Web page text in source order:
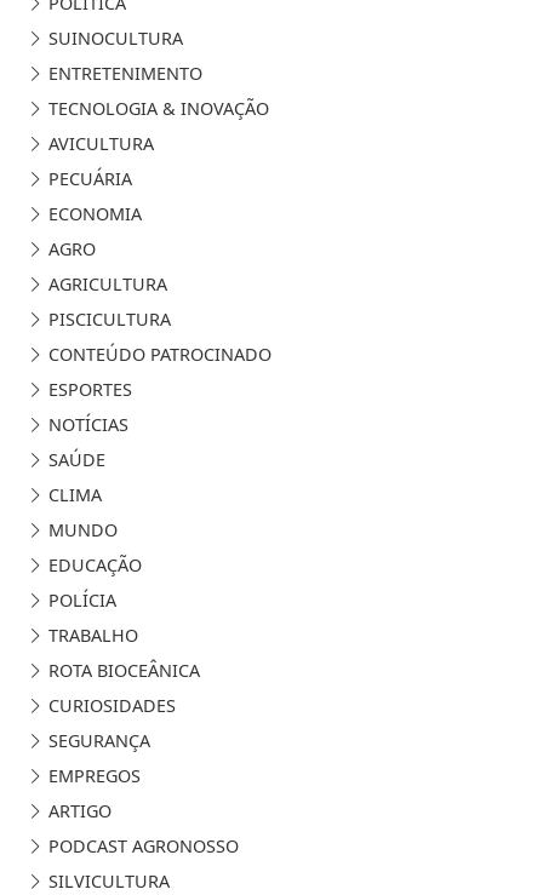
POLÍTICA
SUINOCULTURA
ENTRETENIMENTO
TECNOLOGIA & INOVAÇÃO
AVICULTURA
PECUÁRIA
ECONOMIA
AGRO
AGRICULTURA
PISCICULTURA
CONTEÚDO PATROCINADO
ESPORTES
NOTÍCIAS
SAÚDE
CLIMA
MUNDO
EDUCAÇÃO
POLÍCIA
TRABALHO
ROTA BIOCEÂNICA
CURIOSIDADES
SEGURANÇA
EMPREGOS
ARTIGO
PODCAST AGRONOSSO